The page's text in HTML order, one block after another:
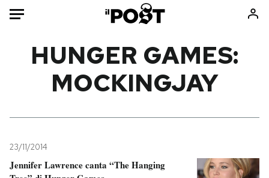
Mondo
Tecnologia
Internet
Libri
Ok Boomer!
HUNGER GAMES:
MOCKINGJAY
23/11/2014
Jennifer Lawrence canta “The Hanging